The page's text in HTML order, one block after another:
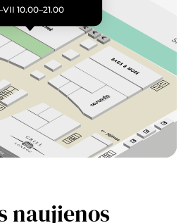
10.00–21.00
naujienos